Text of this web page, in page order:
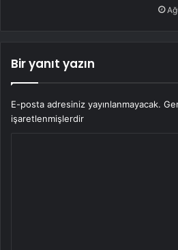
Bir yanıt yazın
E-posta adresiniz yayınlanmayacak.
işaretlenmişlerdir